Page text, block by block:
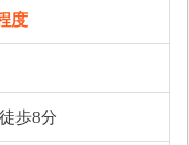
度
歩8分